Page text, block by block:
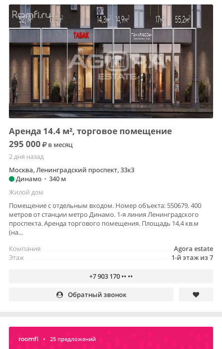
Аренда 14.4 м², торговое помещение
295 000
в месяц
2 дня назад
Москва, Ленинградский проспект, 33к3
Динамо • 340 м
Жилой дом
Помещение с отдельным входом. Номер объекта: 550679. 400
метров от станции метро Динамо. 1-я линия Ленинградского
проспекта. Аренда торгового помещения. Площадь 14,4 кв.м
(на...
Agora estate
Компания
1-й этаж из 7
Этаж
+7 903 170 •• ••
Обратный звонок
• 25 предложений